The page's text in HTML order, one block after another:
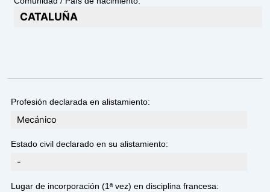
CATALUÑA
Profesión declarada en alistamiento:
Mecánico
Estado civil declarado en su alistamiento:
-
Lugar de incorporación (1ª vez) en disciplina francesa: